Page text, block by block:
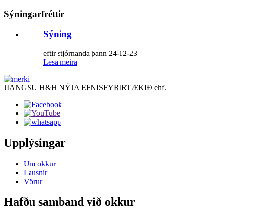
Sýningarfréttir
Sýning
eftir stjórnanda þann 24-12-23
Lesa meira
JIANGSU H&H NÝJA EFNISFYRIRTÆKIÐ ehf.
Upplýsingar
Um okkur
Lausnir
Vörur
Hafðu samband við okkur